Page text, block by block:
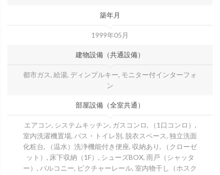
築年月
1999年05月
建物設備（共通設備）
都市ガス, 給湯, ディンプルキー, モニター付インターフォ
ン
部屋設備（全室共通）
エアコン, システムキッチン, ガスコンロ, （1口コンロ）,
室内洗濯機置場, バス・トイレ別, 脱衣スペース, 独立洗面
化粧台, （温水）洗浄機能付き便座, 収納あり, （クローゼ
ット）, 床下収納（1F）, シューズBOX, 雨戸（シャッタ
ー）, バルコニー, ピクチャーレール, 室内物干し（ホスク